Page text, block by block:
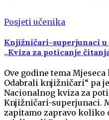
Posjeti učenika
Knjižničari-superjunaci
„Kviza za poticanje
Ove godine tema
Odabrali knjižničari“ pa
Nacionalnog kviza za
Knjižničari-superjunaci.
zapitamo zapravo